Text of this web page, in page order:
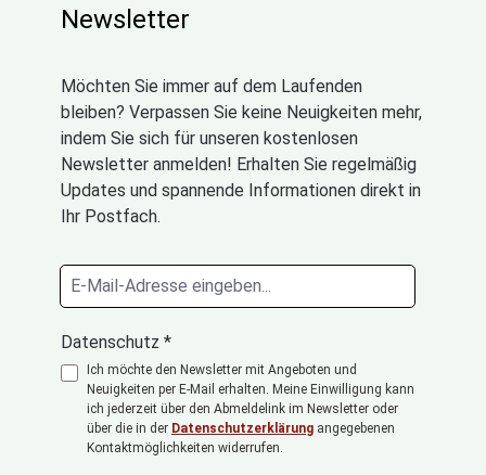
Newsletter
Möchten Sie immer auf dem Laufenden
bleiben? Verpassen Sie keine Neuigkeiten mehr,
indem Sie sich für unseren kostenlosen
Newsletter anmelden! Erhalten Sie regelmäßig
Updates und spannende Informationen direkt in
Ihr Postfach.
Datenschutz *
Ich möchte den Newsletter mit Angeboten und
Neuigkeiten per E-Mail erhalten. Meine Einwilligung kann
ich jederzeit über den Abmeldelink im Newsletter oder
über die in der Datenschutzerklärung angegebenen
Kontaktmöglichkeiten widerrufen.